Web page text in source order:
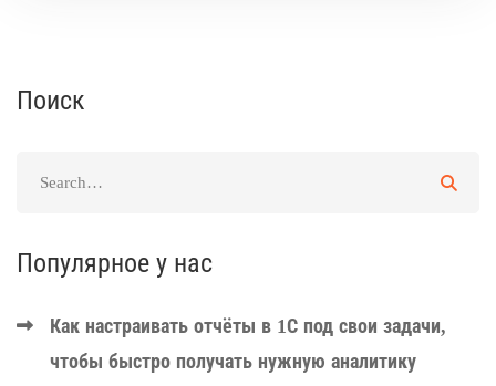
Поиск
Популярное у нас
Как настраивать отчёты в 1С под свои задачи,
чтобы быстро получать нужную аналитику